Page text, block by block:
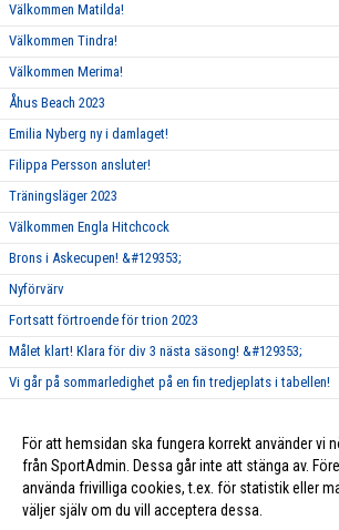
Välkommen Matilda!
Välkommen Tindra!
Välkommen Merima!
Åhus Beach 2023
Emilia Nyberg ny i damlaget!
Filippa Persson ansluter!
Träningsläger 2023
Välkommen Engla Hitchcock
Brons i Askecupen! &#129353;
Nyförvärv
Fortsatt förtroende för trion 2023
Målet klart! Klara för div 3 nästa säsong! &#129353;
Vi går på sommarledighet på en fin tredjeplats i tabellen!
Vi i damlaget är först ut!
För att hemsidan ska fungera korrekt använder vi
från SportAdmin. Dessa går inte att stänga av.
använda frivilliga cookies, t.ex. för statistik eller
väljer själv om du vill acceptera dessa.